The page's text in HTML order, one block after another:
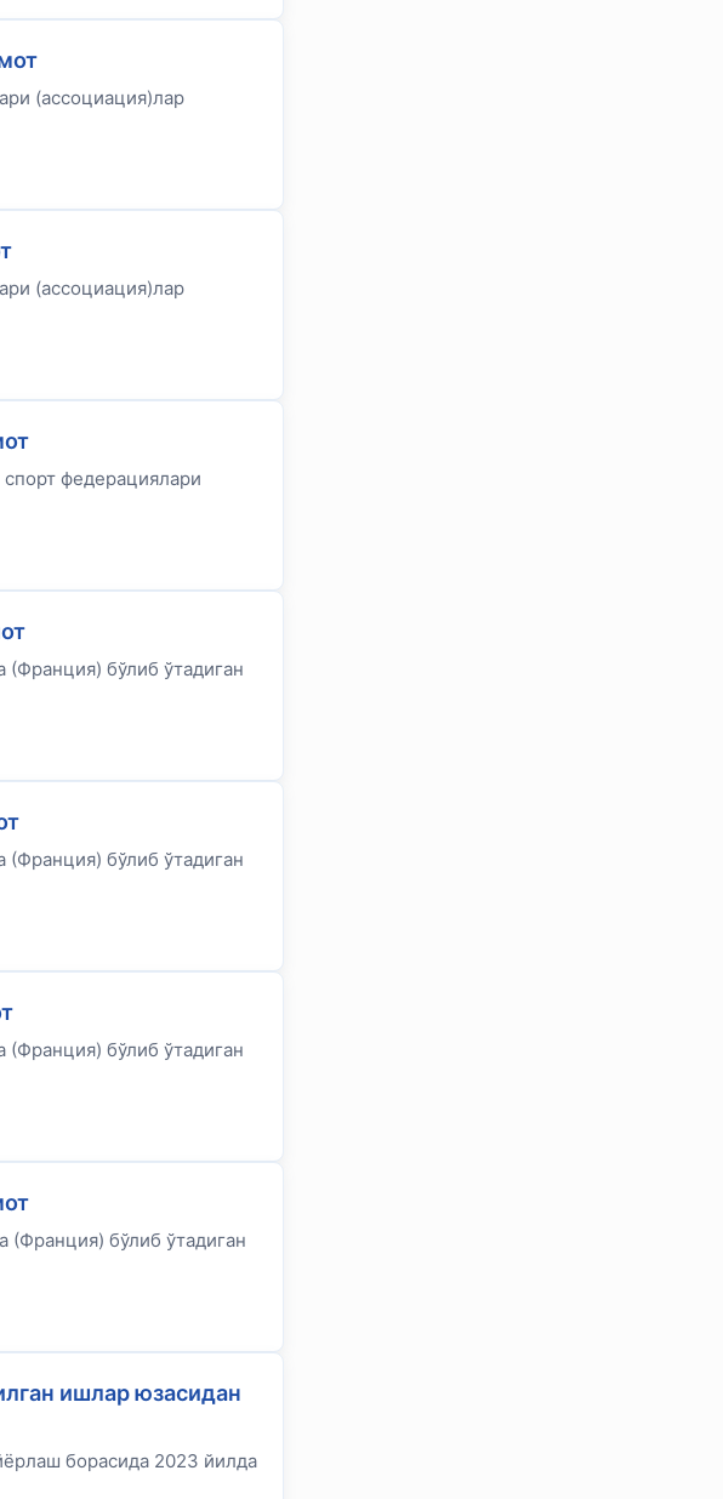
(ассоциация)лар
(ассоциация)лар
федерациялари
бўлиб ўтадиган
бўлиб ўтадиган
бўлиб ўтадиган
(Франция) бўлиб ўтадиган
ишлар юзасидан
борасида 2023 йилда